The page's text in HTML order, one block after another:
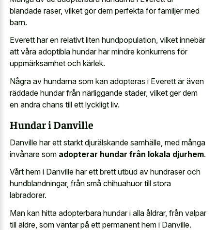
blandade raser, vilket gör dem perfekta för familjer med
barn.
Everett har en relativt liten hundpopulation, vilket innebär
att våra adoptibla hundar har mindre konkurrens för
uppmärksamhet och kärlek.
Några av hundarna som kan adopteras i Everett är även
räddade hundar från närliggande städer, vilket ger dem
en andra chans till ett lyckligt liv.
Hundar i Danville
Danville har ett starkt djurälskande samhälle, med många
invånare som adopterar hundar från lokala djurhem.
Vårt hem i Danville har ett brett utbud av hundraser och
hundblandningar, från små chihuahuor till stora
labradorer.
Man kan hitta adopterbara hundar i alla åldrar, från valpar
till äldre, som väntar på ett permanent hem i Danville.